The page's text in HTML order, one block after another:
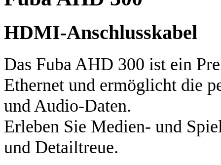
HDMI-Anschlusskabel
Das Fuba AHD 300 ist ein
Ethernet und ermöglicht die
und Audio-Daten.
Erleben Sie Medien- und
und Detailtreue.